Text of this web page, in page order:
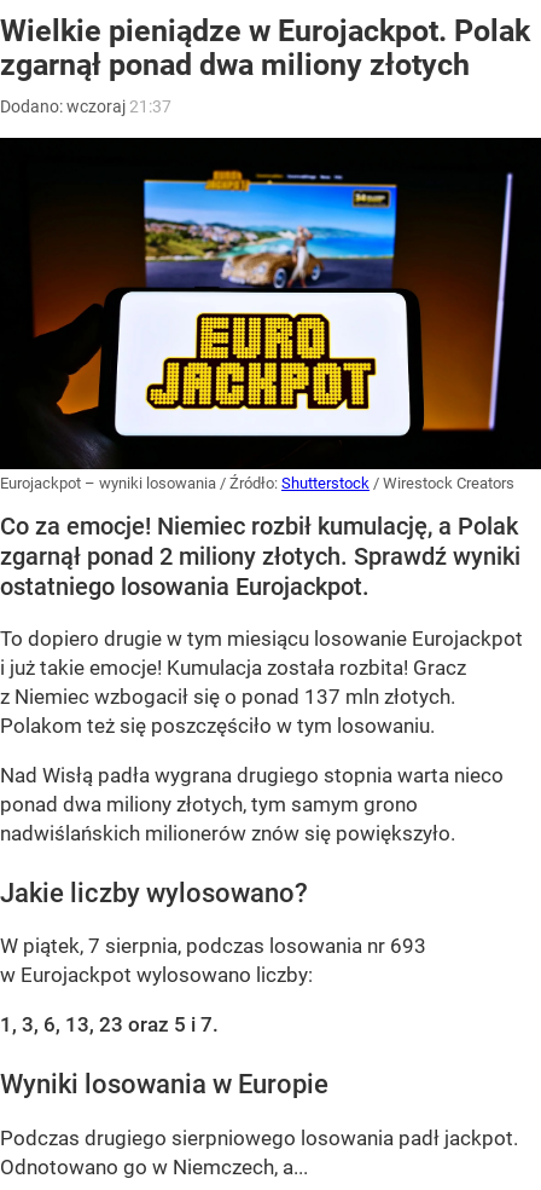
Wielkie pieniądze w Eurojackpot. Polak
zgarnął ponad dwa miliony złotych
Dodano:wczoraj 21:37
Eurojackpot – wyniki losowania / Źródło: Shutterstock / Wirestock Creators
Co za emocje! Niemiec rozbił kumulację, a Polak
zgarnął ponad 2 miliony złotych. Sprawdź wyniki
ostatniego losowania Eurojackpot.
To dopiero drugie w tym miesiącu losowanie Eurojackpot
i już takie emocje! Kumulacja została rozbita! Gracz
z Niemiec wzbogacił się o ponad 137 mln złotych.
Polakom też się poszczęściło w tym losowaniu.
Nad Wisłą padła wygrana drugiego stopnia warta nieco
ponad dwa miliony złotych, tym samym grono
nadwiślańskich milionerów znów się powiększyło.
Jakie liczby wylosowano?
W piątek, 7 sierpnia, podczas losowania nr 693
w Eurojackpot wylosowano liczby:
1, 3, 6, 13, 23 oraz 5 i 7.
Wyniki losowania w Europie
Podczas drugiego sierpniowego losowania padł jackpot.
Odnotowano go w Niemczech, a...